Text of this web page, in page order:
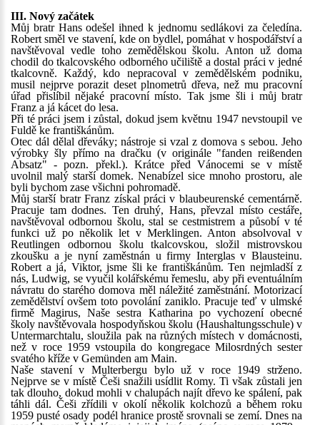
III. Nový začátek
Můj bratr Hans odešel ihned k jednomu sedlákovi za čeledína.
Robert směl ve stavení, kde on bydlel, pomáhat v hospodářství a
navštěvoval vedle toho zemědělskou školu. Anton už doma
chodil do tkalcovského odborného učiliště a dostal práci v jedné
tkalcovně. Každý, kdo nepracoval v zemědělském podniku,
musil nejprve porazit deset plnometrů dřeva, než mu pracovní
úřad přislíbil nějaké pracovní místo. Tak jsme šli i můj bratr
Franz a já kácet do lesa.
Při té práci jsem i zůstal, dokud jsem květnu 1947 nevstoupil ve
Fuldě ke františkánům.
Otec dál dělal dřeváky; nástroje si vzal z domova s sebou. Jeho
výrobky šly přímo na dračku (v originále "fanden reißenden
Absatz" - pozn. překl.). Krátce před Vánocemi se v místě
uvolnil malý starší domek. Nenabízel sice mnoho prostoru, ale
byli bychom zase všichni pohromadě.
Můj starší bratr Franz získal práci v blaubeurenské cementárně.
Pracuje tam dodnes. Ten druhý, Hans, převzal místo cestáře,
navštěvoval odbornou školu, stal se cestmistrem a působí v té
funkci už po několik let v Merklingen. Anton absolvoval v
Reutlingen odbornou školu tkalcovskou, složil mistrovskou
zkoušku a je nyní zaměstnán u firmy Interglas v Blausteinu.
Robert a já, Viktor, jsme šli ke františkánům. Ten nejmladší z
nás, Ludwig, se vyučil kolářskému řemeslu, aby při eventuálním
návratu do starého domova měl náležité zaměstnání. Motorizací
zemědělství ovšem toto povolání zaniklo. Pracuje teď v ulmské
firmě Magirus, Naše sestra Katharina po vychození obecné
školy navštěvovala hospodyňskou školu (Haushaltungsschule) v
Untermarchtalu, sloužila pak na různých místech v domácnosti,
než v roce 1959 vstoupila do kongregace Milosrdných sester
svatého kříže v Gemünden am Main.
Naše stavení v Multerbergu bylo už v roce 1949 strženo.
Nejprve se v místě Češi snažili usídlit Romy. Ti však zůstali jen
tak dlouho, dokud mohli v chalupách najít dřevo ke spálení, pak
táhli dál. Češi zřídili v okolí několik kolchozů a během roku
1959 pusté osady podél hranice prostě srovnali se zemí. Dnes na